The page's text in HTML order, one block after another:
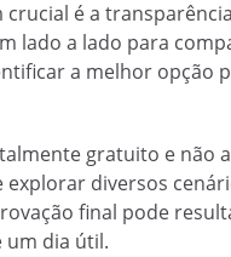
crucial é a
lado a lado para
a melhor opção
gratuito e não
explorar diversos
final pode
um dia útil.